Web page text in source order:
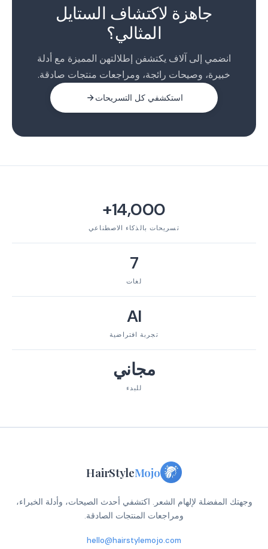
جاهزة لاكتشاف الستايل
المثالي؟
انضمي إلى آلاف يكتشفن إطلالتهن المميزة مع أدلة
خبيرة، وصيحات رائجة، ومراجعات منتجات صادقة.
استكشفي كل التسريحات
14,000+
تسريحات بالذكاء الاصطناعي
7
لغات
AI
تجربة افتراضية
مجاني
للبدء
HairStyleMojo
وجهتك المفضلة لإلهام الشعر. اكتشفي أحدث الصيحات، وأدلة الخبراء،
ومراجعات المنتجات الصادقة.
hello@hairstylemojo.com